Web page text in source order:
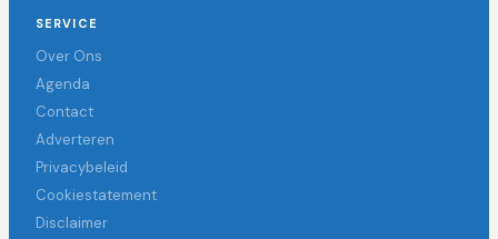
SERVICE
Over Ons
Agenda
Contact
Adverteren
Privacybeleid
Cookiestatement
Disclaimer